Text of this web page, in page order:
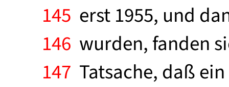
145 erst 1955, und
146 wurden, fanden
147 Tatsache, daß